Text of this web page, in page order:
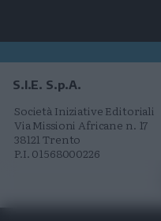
S.I.E. S.p.A.
Società Iniziative Editoriali
Via Missioni Africane n. 17
38121 Trento
P.I. 01568000226